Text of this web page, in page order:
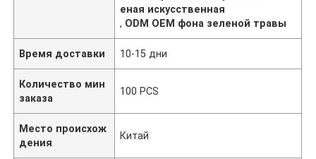
еная искусственная
, ODM OEM фона зеленой травы
Время доставки 10-15 дни
Количество мин
заказа
100 PCS
Место происхож
дения
Китай